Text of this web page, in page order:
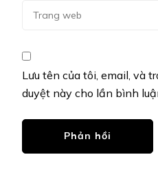
Lưu tên của tôi, email, và
duyệt này cho lần bình